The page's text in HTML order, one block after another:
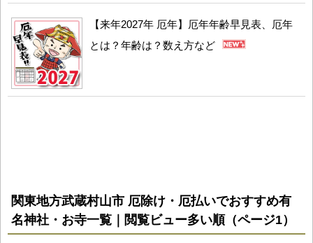
【来年2027年 厄年】厄年年齢早見表、厄年
とは？年齢は？数え方など
関東地方武蔵村山市 厄除け・厄払いでおすすめ有
名神社・お寺一覧｜閲覧ビュー多い順（ページ1）